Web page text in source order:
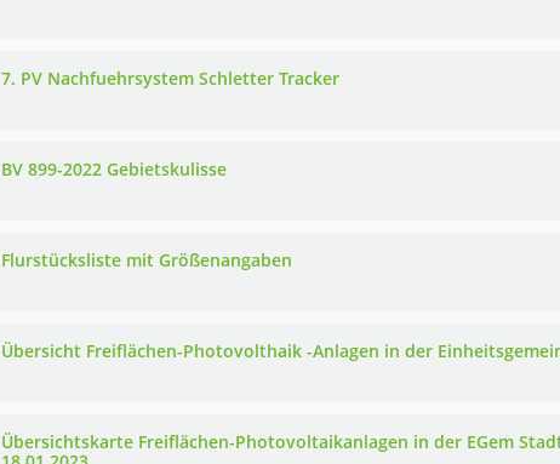
7. PV Nachfuehrsystem Schletter Tracker
BV 899-2022 Gebietskulisse
Flurstücksliste mit Größenangaben
Übersicht Freiflächen-Photovolthaik -Anlagen in der
Übersichtskarte Freiflächen-Photovoltaikanlagen in der EGem